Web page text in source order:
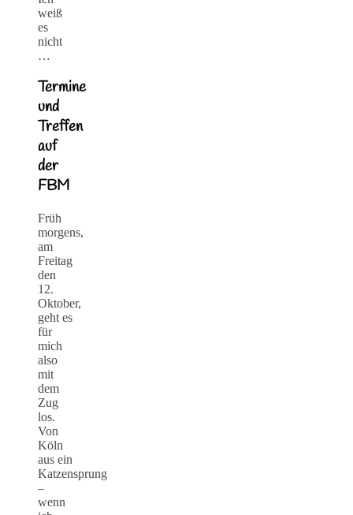
weiß
es
nicht
…
Termine
und
Treffen
auf
der
FBM
Früh
morgens,
am
Freitag
den
12.
Oktober,
geht es
für
mich
also
mit
dem
Zug
los.
Von
Köln
aus ein
Katzensprung
–
wenn